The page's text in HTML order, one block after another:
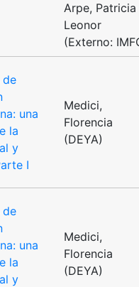
Arpe, Patricia
Leonor
(Externo:
de
una
la
y
I
Medici,
Florencia
(DEYA)
de
una
la
y
Medici,
Florencia
(DEYA)